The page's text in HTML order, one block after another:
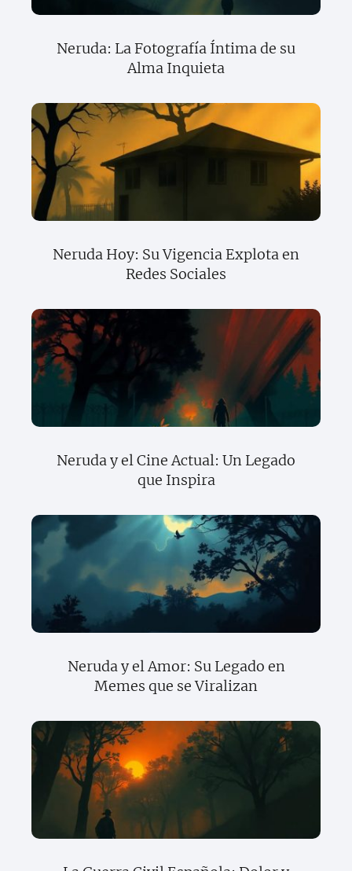
Neruda: La Fotografía Íntima de su
Alma Inquieta
Neruda Hoy: Su Vigencia Explota en
Redes Sociales
Neruda y el Cine Actual: Un Legado
que Inspira
Neruda y el Amor: Su Legado en
Memes que se Viralizan